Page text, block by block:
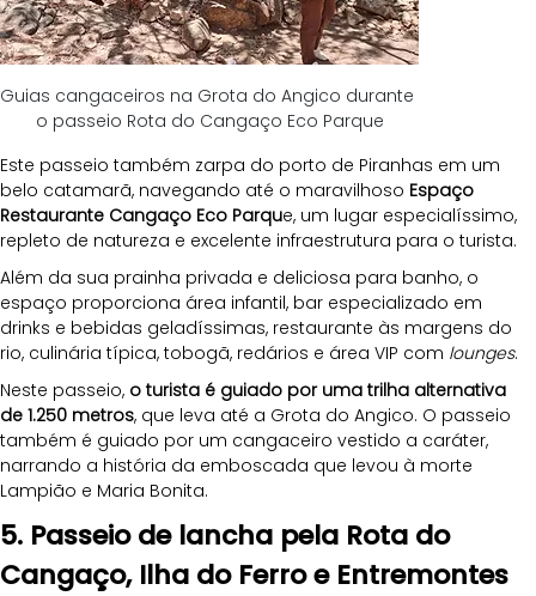
Guias cangaceiros na Grota do Angico durante
o passeio Rota do Cangaço Eco Parque
Este passeio também zarpa do porto de Piranhas em um
belo catamarã, navegando até o maravilhoso Espaço
Restaurante Cangaço Eco Parque, um lugar especialíssimo,
repleto de natureza e excelente infraestrutura para o turista.
Além da sua prainha privada e deliciosa para banho, o
espaço proporciona área infantil, bar especializado em
drinks e bebidas geladíssimas, restaurante às margens do
rio, culinária típica, tobogã, redários e área VIP com lounges.
Neste passeio, o turista é guiado por uma trilha alternativa
de 1.250 metros, que leva até a Grota do Angico. O passeio
também é guiado por um cangaceiro vestido a caráter,
narrando a história da emboscada que levou à morte
Lampião e Maria Bonita.
5. Passeio de lancha pela Rota do
Cangaço, Ilha do Ferro e Entremontes